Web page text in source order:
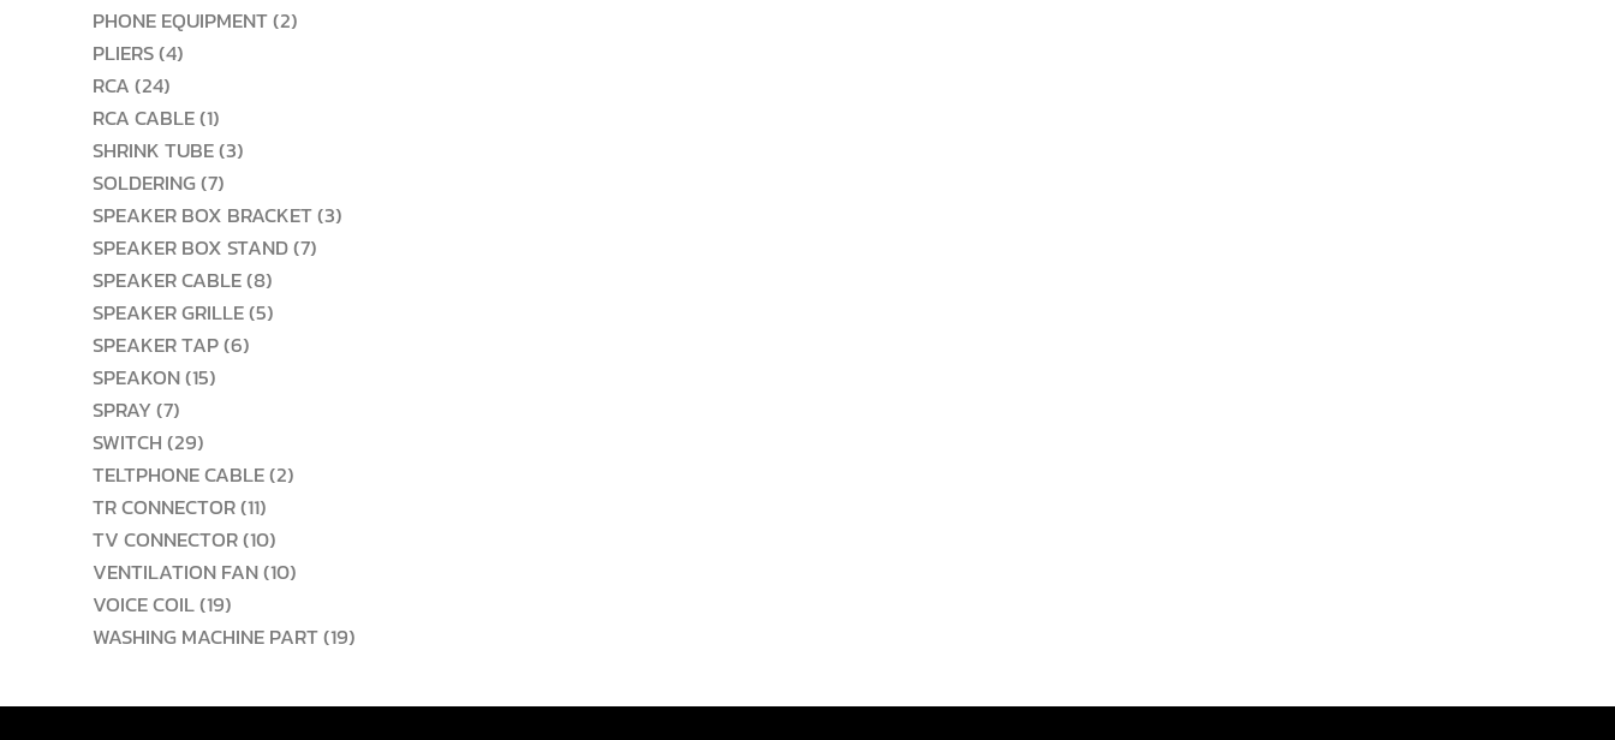
PHONE EQUIPMENT 22
PLIERS 44
RCA 2424
สินค้า
RCA CABLE 11
สินค้า
SHRINK TUBE 33
SOLDERING 77
สินค้า
SPEAKER BOX BRACKET 33
SPEAKER BOX STAND 77
SPEAKER CABLE 88
สินค้า
SPEAKER GRILLE 55
SPEAKER TAP 66
SPEAKON 1515
SPRAY 77
สินค้า
SWITCH 2929
สินค้า
TELTPHONE CABLE 22
TR CONNECTOR 1111
สินค้า
TV CONNECTOR 1010
สินค้า
VENTILATION FAN 1010
VOICE COIL 1919
สินค้า
WASHING MACHINE PART 1919